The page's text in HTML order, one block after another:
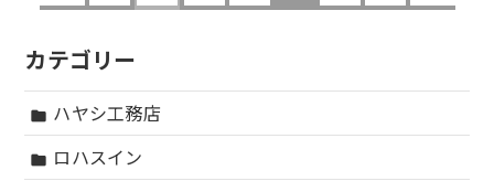
カテゴリー
folder ハヤシ工務店
folder ロハスイン